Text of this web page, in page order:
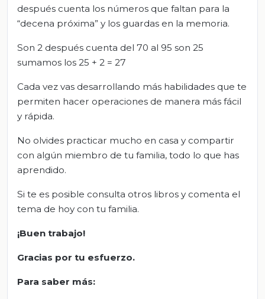
después cuenta los números que faltan para la
“decena próxima” y los guardas en la memoria.
Son 2 después cuenta del 70 al 95 son 25
sumamos los 25 + 2 = 27
Cada vez vas desarrollando más habilidades que te
permiten hacer operaciones de manera más fácil
y rápida.
No olvides practicar mucho en casa y compartir
con algún miembro de tu familia, todo lo que has
aprendido.
Si te es posible consulta otros libros y comenta el
tema de hoy con tu familia.
¡Buen trabajo!
Gracias por tu esfuerzo.
Para saber más: